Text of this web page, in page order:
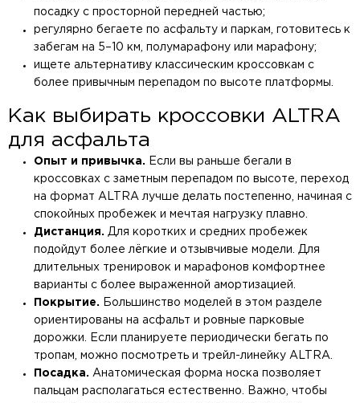
посадку с просторной передней частью;
регулярно бегаете по асфальту и паркам, готовитесь к
забегам на 5–10 км, полумарафону или марафону;
ищете альтернативу классическим кроссовкам с
более привычным перепадом по высоте платформы.
Как выбирать кроссовки ALTRA
для асфальта
Опыт и привычка. Если вы раньше бегали в
кроссовках с заметным перепадом по высоте, переход
на формат ALTRA лучше делать постепенно, начиная с
спокойных пробежек и мечтая нагрузку плавно.
Дистанция. Для коротких и средних пробежек
подойдут более лёгкие и отзывчивые модели. Для
длительных тренировок и марафонов комфортнее
варианты с более выраженной амортизацией.
Покрытие. Большинство моделей в этом разделе
ориентированы на асфальт и ровные парковые
дорожки. Если планируете периодически бегать по
тропам, можно посмотреть и трейл-линейку ALTRA.
Посадка. Анатомическая форма носка позволяет
пальцам располагаться естественно. Важно, чтобы